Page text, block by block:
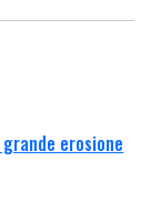
erosione